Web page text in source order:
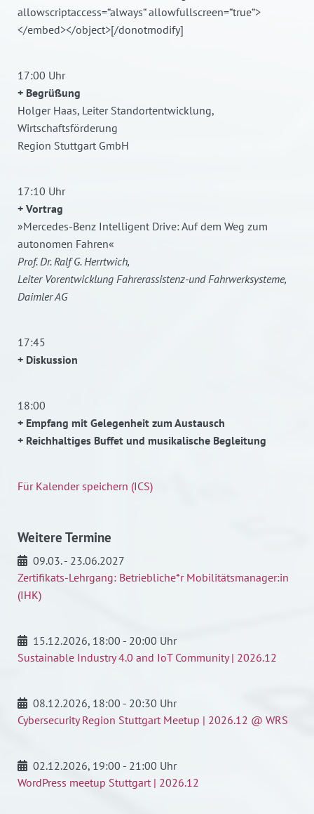
allowscriptaccess=“always“ allowfullscreen=“true“>
</embed></object>[/donotmodify]
17:00 Uhr
+ Begrüßung
Holger Haas, Leiter Standortentwicklung,
Wirtschaftsförderung
Region Stuttgart GmbH
17:10 Uhr
+ Vortrag
»Mercedes-Benz Intelligent Drive: Auf dem Weg zum
autonomen Fahren«
Prof. Dr. Ralf G. Herrtwich,
Leiter Vorentwicklung Fahrerassistenz-und Fahrwerksysteme,
Daimler AG
17:45
+ Diskussion
18:00
+ Empfang mit Gelegenheit zum Austausch
+ Reichhaltiges Buffet und musikalische Begleitung
Für Kalender speichern (ICS)
Weitere Termine
09.03. - 23.06.2027
Zertifikats-Lehrgang: Betriebliche*r Mobilitätsmanager:in
(IHK)
15.12.2026, 18:00 - 20:00 Uhr
Sustainable Industry 4.0 and IoT Community | 2026.12
08.12.2026, 18:00 - 20:30 Uhr
Cybersecurity Region Stuttgart Meetup | 2026.12 @ WRS
02.12.2026, 19:00 - 21:00 Uhr
WordPress meetup Stuttgart | 2026.12